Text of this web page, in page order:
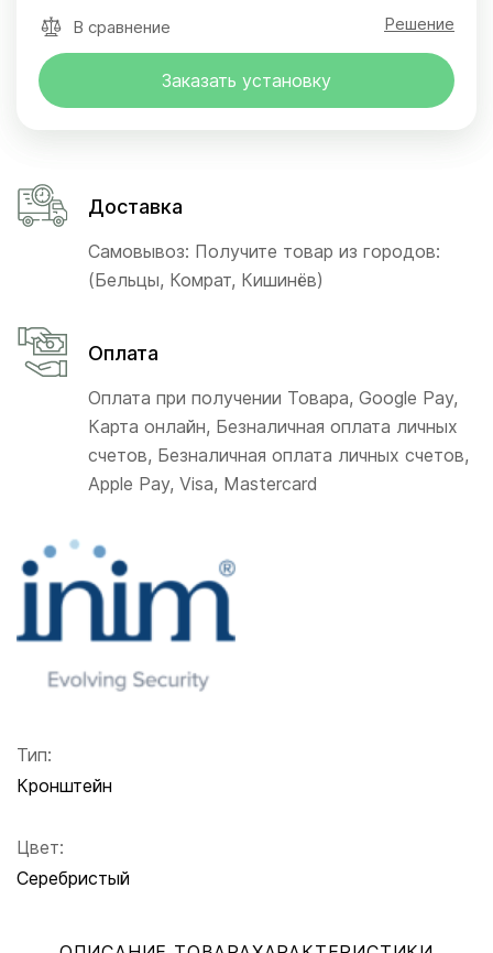
Тип:
Кронштейн
Цвет:
Серебристый
В сравнение Решение
Заказать установку
Доставка
Самовывоз: Получите товар из городов:
(Бельцы, Комрат, Кишинёв)
Оплата
Оплата при получении Товара, Google Pay,
Карта онлайн, Безналичная оплата личных
счетов, Безналичная оплата личных счетов,
Apple Pay, Visa, Mastercard